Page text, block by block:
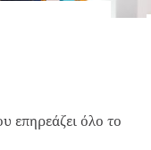
επηρεάζει όλο το